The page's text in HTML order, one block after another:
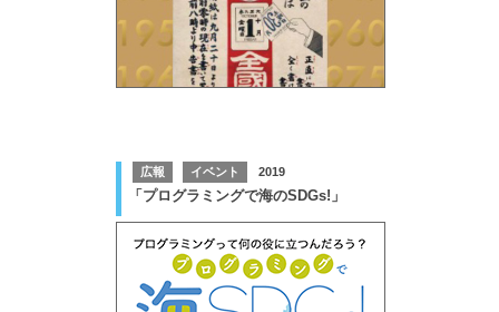
広報 イベント 2019
「プログラミングで海のSDGs!」